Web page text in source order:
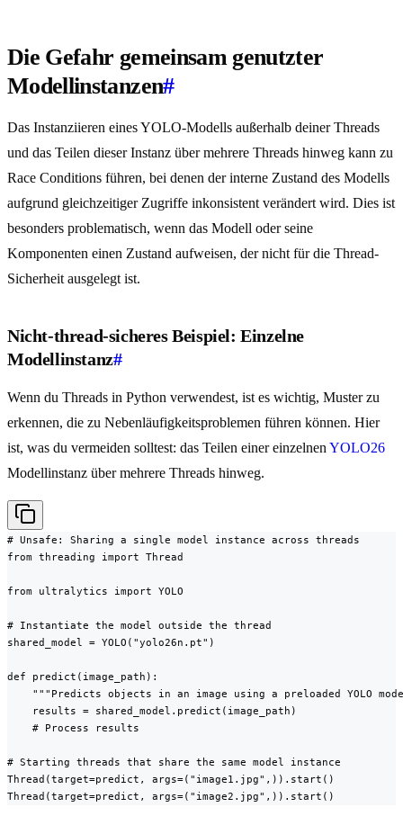
Die Gefahr gemeinsam genutzter
Modellinstanzen#
Das Instanziieren eines YOLO-Modells außerhalb deiner Threads
und das Teilen dieser Instanz über mehrere Threads hinweg kann zu
Race Conditions führen, bei denen der interne Zustand des Modells
aufgrund gleichzeitiger Zugriffe inkonsistent verändert wird. Dies ist
besonders problematisch, wenn das Modell oder seine
Komponenten einen Zustand aufweisen, der nicht für die Thread-
Sicherheit ausgelegt ist.
Nicht-thread-sicheres Beispiel: Einzelne
Modellinstanz#
Wenn du Threads in Python verwendest, ist es wichtig, Muster zu
erkennen, die zu Nebenläufigkeitsproblemen führen können. Hier
ist, was du vermeiden solltest: das Teilen einer einzelnen YOLO26
Modellinstanz über mehrere Threads hinweg.
# Unsafe: Sharing a single model instance across threads
from threading import Thread
from ultralytics import YOLO
# Instantiate the model outside the thread
shared_model = YOLO("yolo26n.pt")
def predict(image_path):
"""Predicts objects in an image using a preloaded YOLO
    results = shared_model.predict(image_path)
    # Process results
# Starting threads that share the same model instance
Thread(target=predict, args=("image1.jpg",)).start()
Thread(target=predict, args=("image2.jpg",)).start()